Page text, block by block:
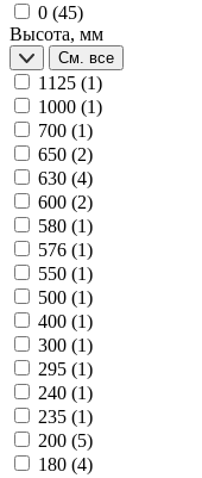
0 (45)
Высота, мм
См. все
1125 (1)
1000 (1)
700 (1)
650 (2)
630 (4)
600 (2)
580 (1)
576 (1)
550 (1)
500 (1)
400 (1)
300 (1)
295 (1)
240 (1)
235 (1)
200 (5)
180 (4)